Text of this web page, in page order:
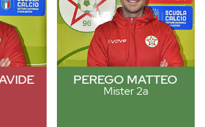
PEREGO MATTEO
Mister 2a